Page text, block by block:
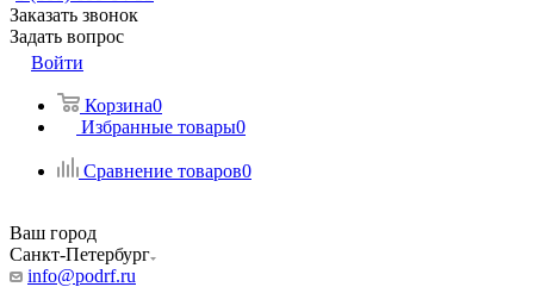
Заказать звонок
Задать вопрос
Войти
Корзина0
Избранные товары0
Сравнение товаров0
Ваш город
Санкт-Петербург
info@podrf.ru